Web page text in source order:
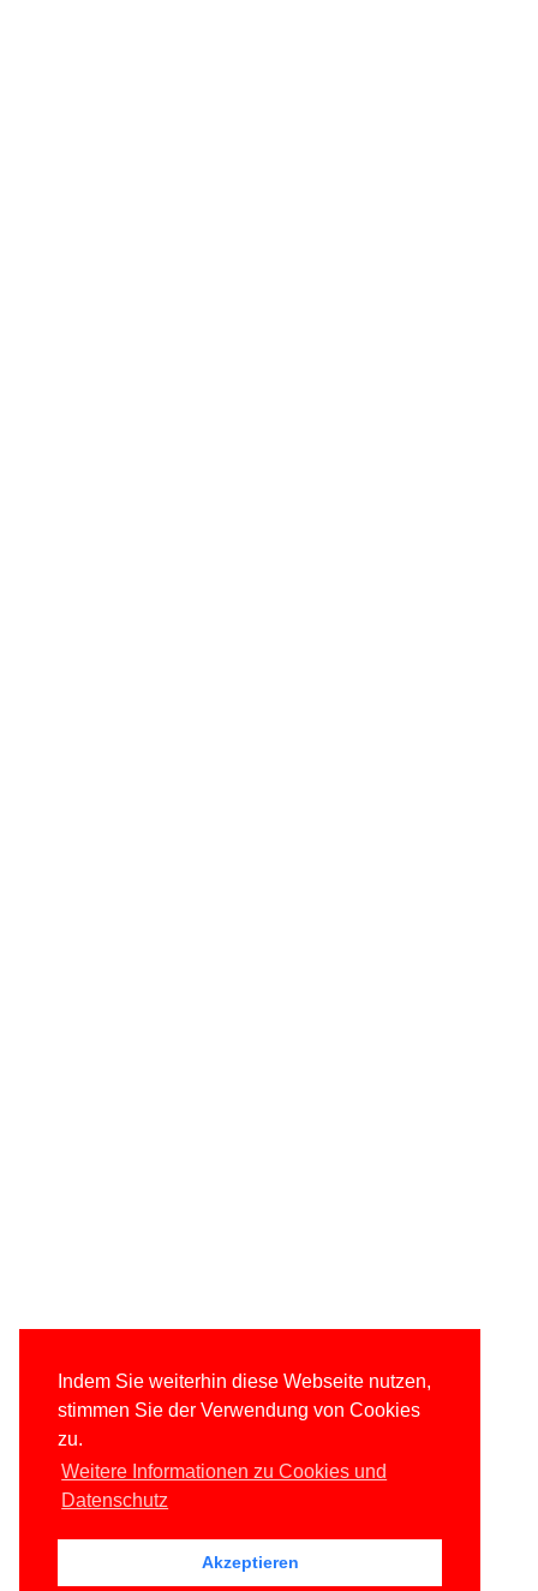
Indem Sie weiterhin diese Webseite nutzen,
stimmen Sie der Verwendung von Cookies
zu.
Weitere Informationen zu Cookies und
Datenschutz
Akzeptieren